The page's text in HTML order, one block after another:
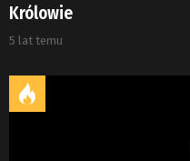
Królowie
5 lat temu